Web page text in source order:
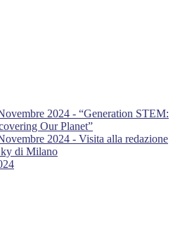
2024 - “Generation STEM:
Our Planet”
2024 - Visita alla redazione
di Milano